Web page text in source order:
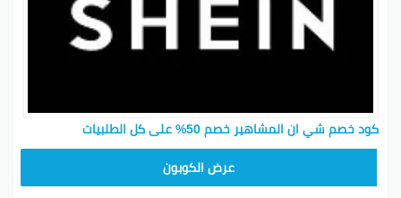
كود خصم شي ان المشاهير خصم 50% على كل الطلبيات
عرض الكوبون